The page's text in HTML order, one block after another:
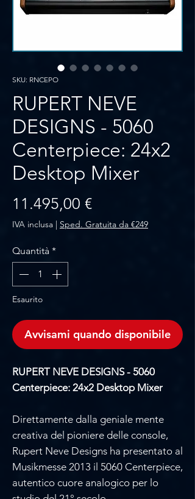
SKU: RNCEPO
RUPERT NEVE
DESIGNS - 5060
Centerpiece: 24x2
Desktop Mixer
11.495,00 €Prezzo
IVA inclusa | Sped. Gratuita da €249
Quantità *
Esaurito
Avvisami quando disponibile
RUPERT NEVE DESIGNS - 5060
Centerpiece: 24x2 Desktop Mixer
Direttamente dalla geniale mente
creativa del pioniere delle console,
Rupert Neve Designs ha presentato al
Musikmesse 2013 il 5060 Centerpiece,
autentico cuore analogico per lo